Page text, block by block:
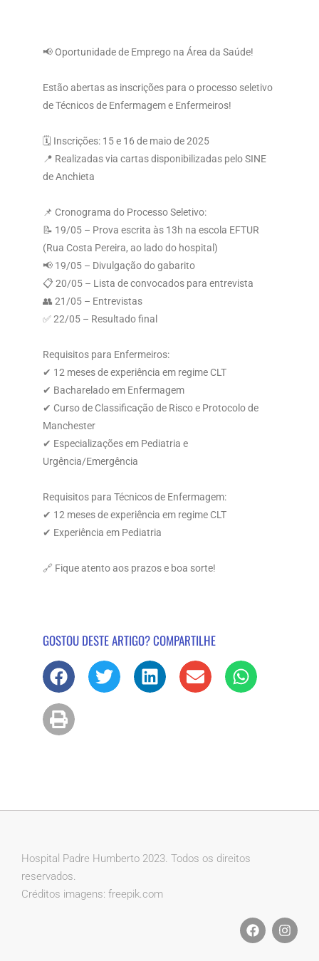
📢 Oportunidade de Emprego na Área da Saúde!
Estão abertas as inscrições para o processo seletivo
de Técnicos de Enfermagem e Enfermeiros!
🗓 Inscrições: 15 e 16 de maio de 2025
📍 Realizadas via cartas disponibilizadas pelo SINE
de Anchieta
📌 Cronograma do Processo Seletivo:
📝 19/05 – Prova escrita às 13h na escola EFTUR
(Rua Costa Pereira, ao lado do hospital)
📢 19/05 – Divulgação do gabarito
📋 20/05 – Lista de convocados para entrevista
👥 21/05 – Entrevistas
✅ 22/05 – Resultado final
Requisitos para Enfermeiros:
✔ 12 meses de experiência em regime CLT
✔ Bacharelado em Enfermagem
✔ Curso de Classificação de Risco e Protocolo de
Manchester
✔ Especializações em Pediatria e
Urgência/Emergência
Requisitos para Técnicos de Enfermagem:
✔ 12 meses de experiência em regime CLT
✔ Experiência em Pediatria
🔗 Fique atento aos prazos e boa sorte!
GOSTOU DESTE ARTIGO? COMPARTILHE
Hospital Padre Humberto 2023. Todos os direitos
reservados.
Créditos imagens: freepik.com